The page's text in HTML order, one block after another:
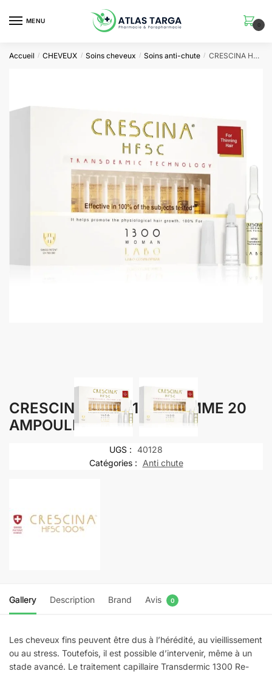
MENU
0
Accueil / CHEVEUX / Soins cheveux / Soins anti-chute / CRESCINA HFSC 1300 FEMME 20 AMPOULES
CRESCINA HFSC 1300 FEMME 20
AMPOULES
UGS : 40128
Catégories :
Anti chute
Gallery Description Brand Avis 0
Les cheveux fins peuvent être dus à l’hérédité, au vieillissement
ou au stress. Toutefois, il est possible d’intervenir, même à un
stade avancé. Le traitement capillaire Transdermic 1300 Re-